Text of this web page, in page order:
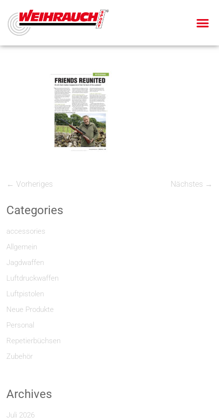
← Vorheriges Nächstes →
Categories
accessories
Allgemein
Jagdwaffen
Luftdruckwaffen
Luftpistolen
Neue Produkte
Personal
Repetierbüchsen
Zubehör
Archives
Juli 2026